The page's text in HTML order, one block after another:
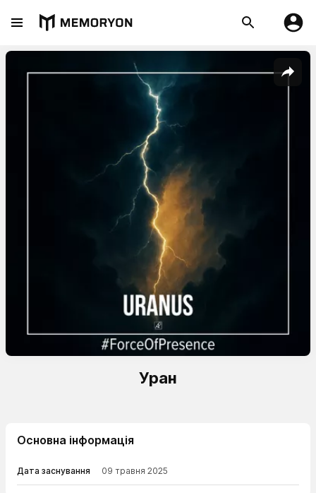
Уран
Основна інформація
Дата заснування 09 травня 2025